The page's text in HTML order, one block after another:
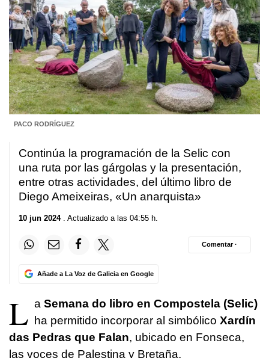
PACO RODRÍGUEZ
Continúa la programación de la Selic con
una ruta por las gárgolas y la presentación,
entre otras actividades, del último libro de
Diego Ameixeiras, «Un anarquista»
10 jun 2024. Actualizado a las 04:55 h.
Añade a La Voz de Galicia en Google
Comentar ·
L a Semana do libro en Compostela (Selic)
ha permitido incorporar al simbólico Xardín
das Pedras que Falan, ubicado en Fonseca,
las voces de Palestina y Bretaña,